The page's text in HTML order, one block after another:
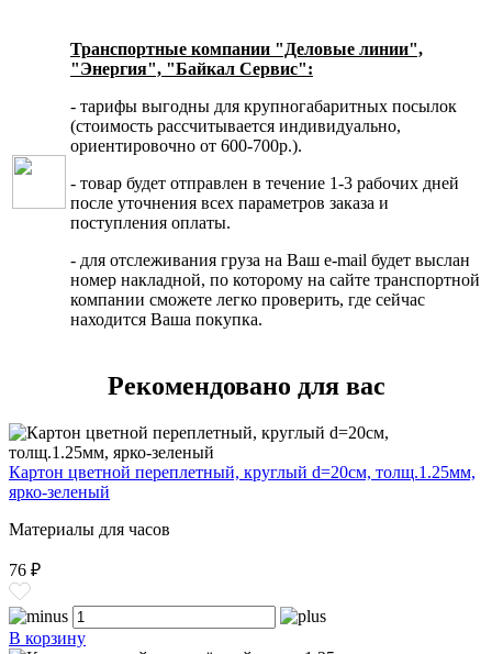
Транспортные компании "Деловые линии",
"Энергия", "Байкал Сервис":
- тарифы выгодны для крупногабаритных посылок
(стоимость рассчитывается индивидуально,
ориентировочно от 600-700р.).
- товар будет отправлен в течение 1-3 рабочих дней
после уточнения всех параметров заказа и
поступления оплаты.
- для отслеживания груза на Ваш e-mail будет выслан
номер накладной, по которому на сайте транспортной
компании сможете легко проверить, где сейчас
находится Ваша покупка.
Рекомендовано для вас
Картон цветной переплетный, круглый d=20см, толщ.1.25мм,
ярко-зеленый
Материалы для часов
76 ₽
В корзину